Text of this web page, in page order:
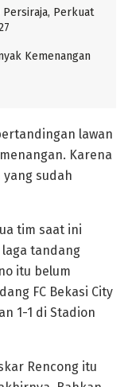
Persiraja, Perkuat
Kemenangan
lawan
Karena
sudah
tim saat ini
tandang
itu belum
FC Bekasi City
1-1 di Stadion
Rencong itu